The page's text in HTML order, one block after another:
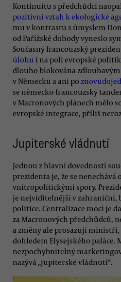
Kontinuitu s předchůdci
pozitivní vztah k ekologické
mu v kontrastu s úmyslem
od Pařížské dohody vyneslo
Současný francouzský
úlohu i na poli evropské
dlouho blokována
v Německu a ani po
se německo-francouzský
v Macronových plánech mělo
evropské integrace, příliš
Jupiterské vládnutí
Jednou z hlavní dovedností
prezidenta je, že se nenechává
vnitropolitickými spory.
je nejviditelnější v zahraniční,
politice. Centralizace moci je
za Macronových předchůdců,
a změny ale prosazují ministři,
dohledem Elysejského paláce.
nezpochybnitelný
nazývá „jupiterské vládnutí“.